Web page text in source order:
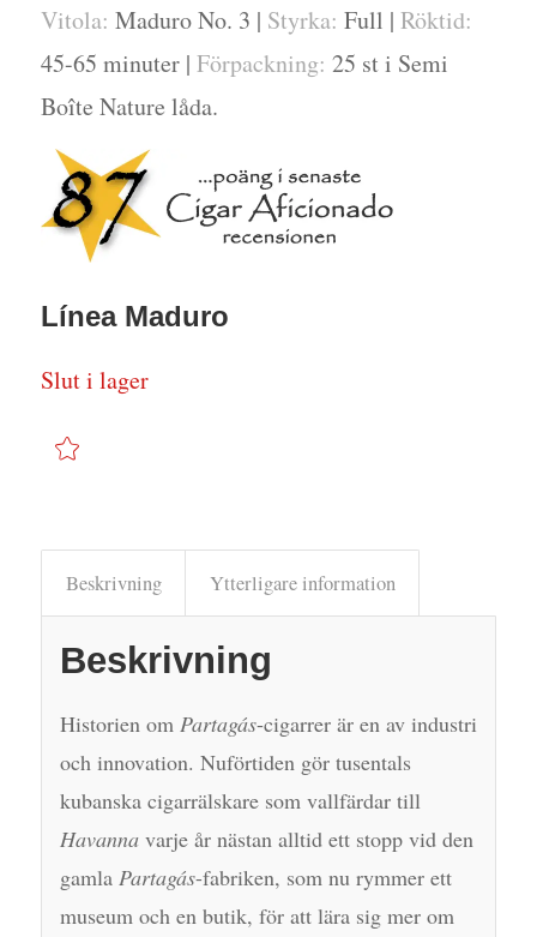
Vitola: Maduro No. 3 | Styrka: Full | Röktid:
45-65 minuter | Förpackning: 25 st i Semi
Boîte Nature låda.
Línea Maduro
Slut i lager
Beskrivning Ytterligare information
Beskrivning
Historien om Partagás-cigarrer är en av industri
och innovation. Nuförtiden gör tusentals
kubanska cigarrälskare som vallfärdar till
Havannavarje år nästan alltid ett stopp vid den
gamla Partagás-fabriken, som nu rymmer ett
museum och en butik, för att lära sig mer om